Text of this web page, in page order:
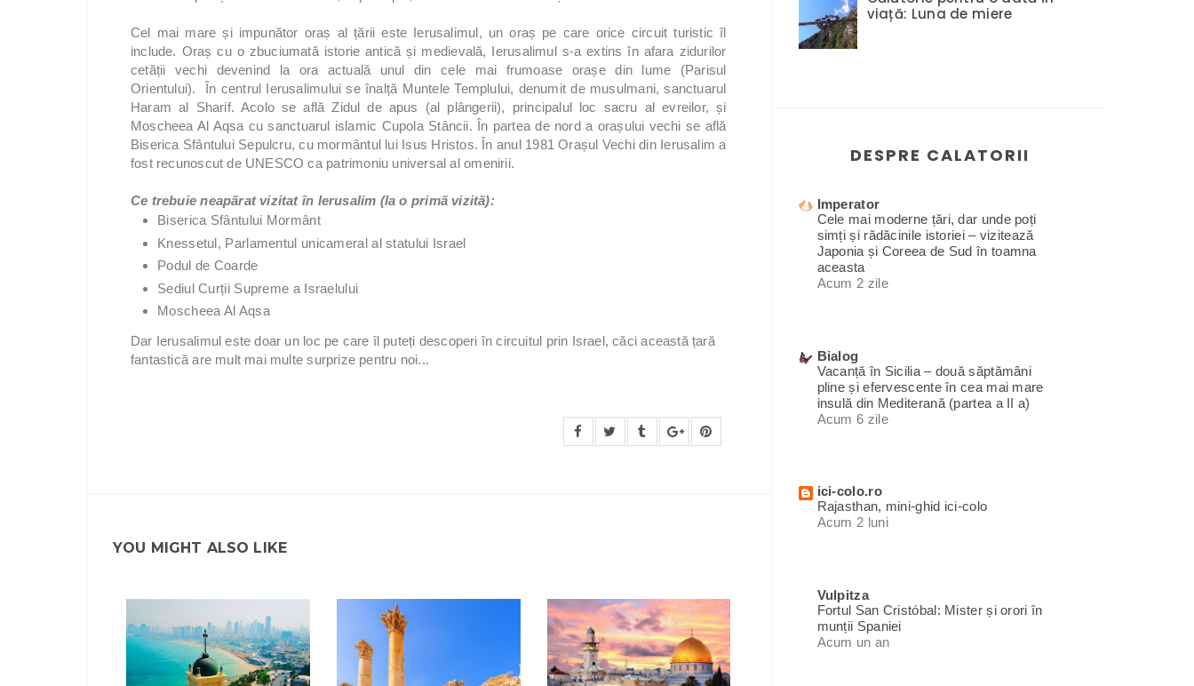
Cel mai mare și impunător oraș al țării este Ierusalimul, un oraș pe care orice circuit turistic îl
include. Oraș cu o zbuciumată istorie antică și medievală, Ierusalimul s-a extins în afara zidurilor
cetății vechi devenind la ora actuală unul din cele mai frumoase orașe din lume (Parisul
Orientului). În centrul Ierusalimului se înalță Muntele Templului, denumit de musulmani, sanctuarul
Haram al Sharif. Acolo se află Zidul de apus (al plângerii), principalul loc sacru al evreilor, și
Moscheea Al Aqsa cu sanctuarul islamic Cupola Stâncii. În partea de nord a orașului vechi se află
Biserica Sfântului Sepulcru, cu mormântul lui Isus Hristos. În anul 1981 Orașul Vechi din Ierusalim a
fost recunoscut de UNESCO ca patrimoniu universal al omenirii.
Ce trebuie neapărat vizitat în Ierusalim (la o primă vizită):
Biserica Sfântului Mormânt
Knessetul, Parlamentul unicameral al statului Israel
Podul de Coarde
Sediul Curții Supreme a Israelului
Moscheea Al Aqsa
Dar Ierusalimul este doar un loc pe care îl puteți descoperi în circuitul prin Israel, căci această țară
fantastică are mult mai multe surprize pentru noi...
YOU MIGHT ALSO LIKE
viață: Luna de miere
DESPRE CALATORII
Imperator
Cele mai moderne țări, dar unde poți
simți și rădăcinile istoriei – vizitează
Japonia și Coreea de Sud în toamna
aceasta
Acum 2 zile
Bialog
Vacanță în Sicilia – două săptămâni
pline și efervescente în cea mai mare
insulă din Mediterană (partea a II a)
Acum 6 zile
ici-colo.ro
Rajasthan, mini-ghid ici-colo
Acum 2 luni
Vulpitza
Fortul San Cristóbal: Mister și orori în
munții Spaniei
Acum un an